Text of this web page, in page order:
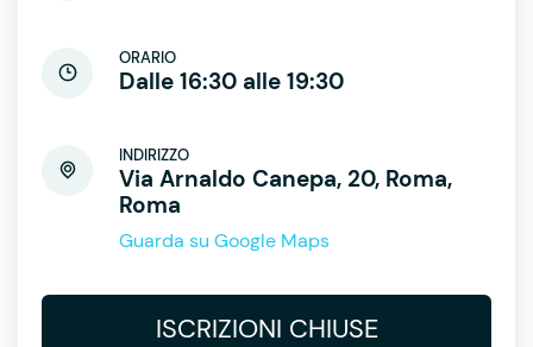
ORARIO
Dalle 16:30 alle 19:30
INDIRIZZO
Via Arnaldo Canepa, 20, Roma,
Roma
Guarda su Google Maps
ISCRIZIONI CHIUSE